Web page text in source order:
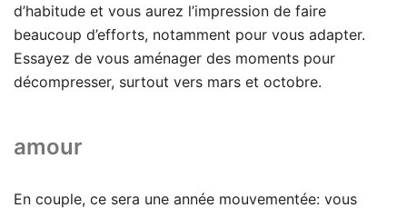
d’habitude et vous aurez l’impression de faire
beaucoup d’efforts, notamment pour vous adapter.
Essayez de vous aménager des moments pour
décompresser, surtout vers mars et octobre.
amour
En couple, ce sera une année mouvementée: vous